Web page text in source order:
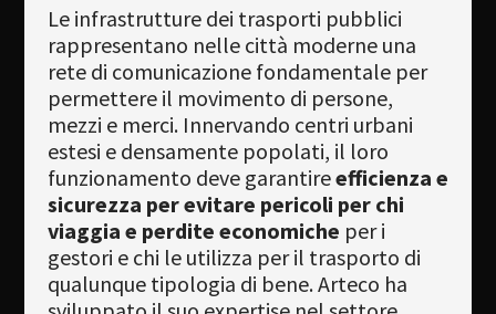
Download
Lingua
Le infrastrutture dei trasporti pubblici
rappresentano nelle città moderne una
rete di comunicazione fondamentale per
permettere il movimento di persone,
mezzi e merci. Innervando centri urbani
estesi e densamente popolati, il loro
funzionamento deve garantireefficienza e
sicurezza per evitare pericoli per chi
viaggia e perdite economiche per i
gestori e chi le utilizza per il trasporto di
qualunque tipologia di bene. Arteco ha